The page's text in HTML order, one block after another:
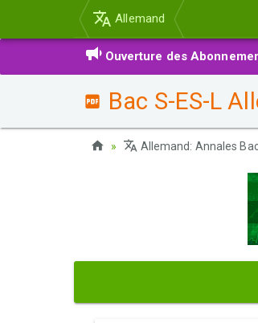
Allemand
Ouverture des
Bac S-ES-L
Allemand: Annales